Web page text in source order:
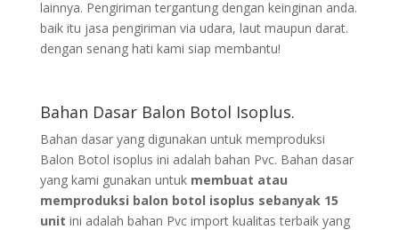
lainnya. Pengiriman tergantung dengan keinginan anda.
baik itu jasa pengiriman via udara, laut maupun darat.
dengan senang hati kami siap membantu!
Bahan Dasar Balon Botol Isoplus.
Bahan dasar yang digunakan untuk memproduksi
Balon Botol isoplus ini adalah bahan Pvc. Bahan dasar
yang kami gunakan untuk membuat atau
memproduksi balon botol isoplus sebanyak 15
unit ini adalah bahan Pvc import kualitas terbaik yang